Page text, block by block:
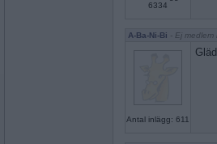
6334
A-Ba-Ni-Bi - Ej medlem
Antal inlägg: 611